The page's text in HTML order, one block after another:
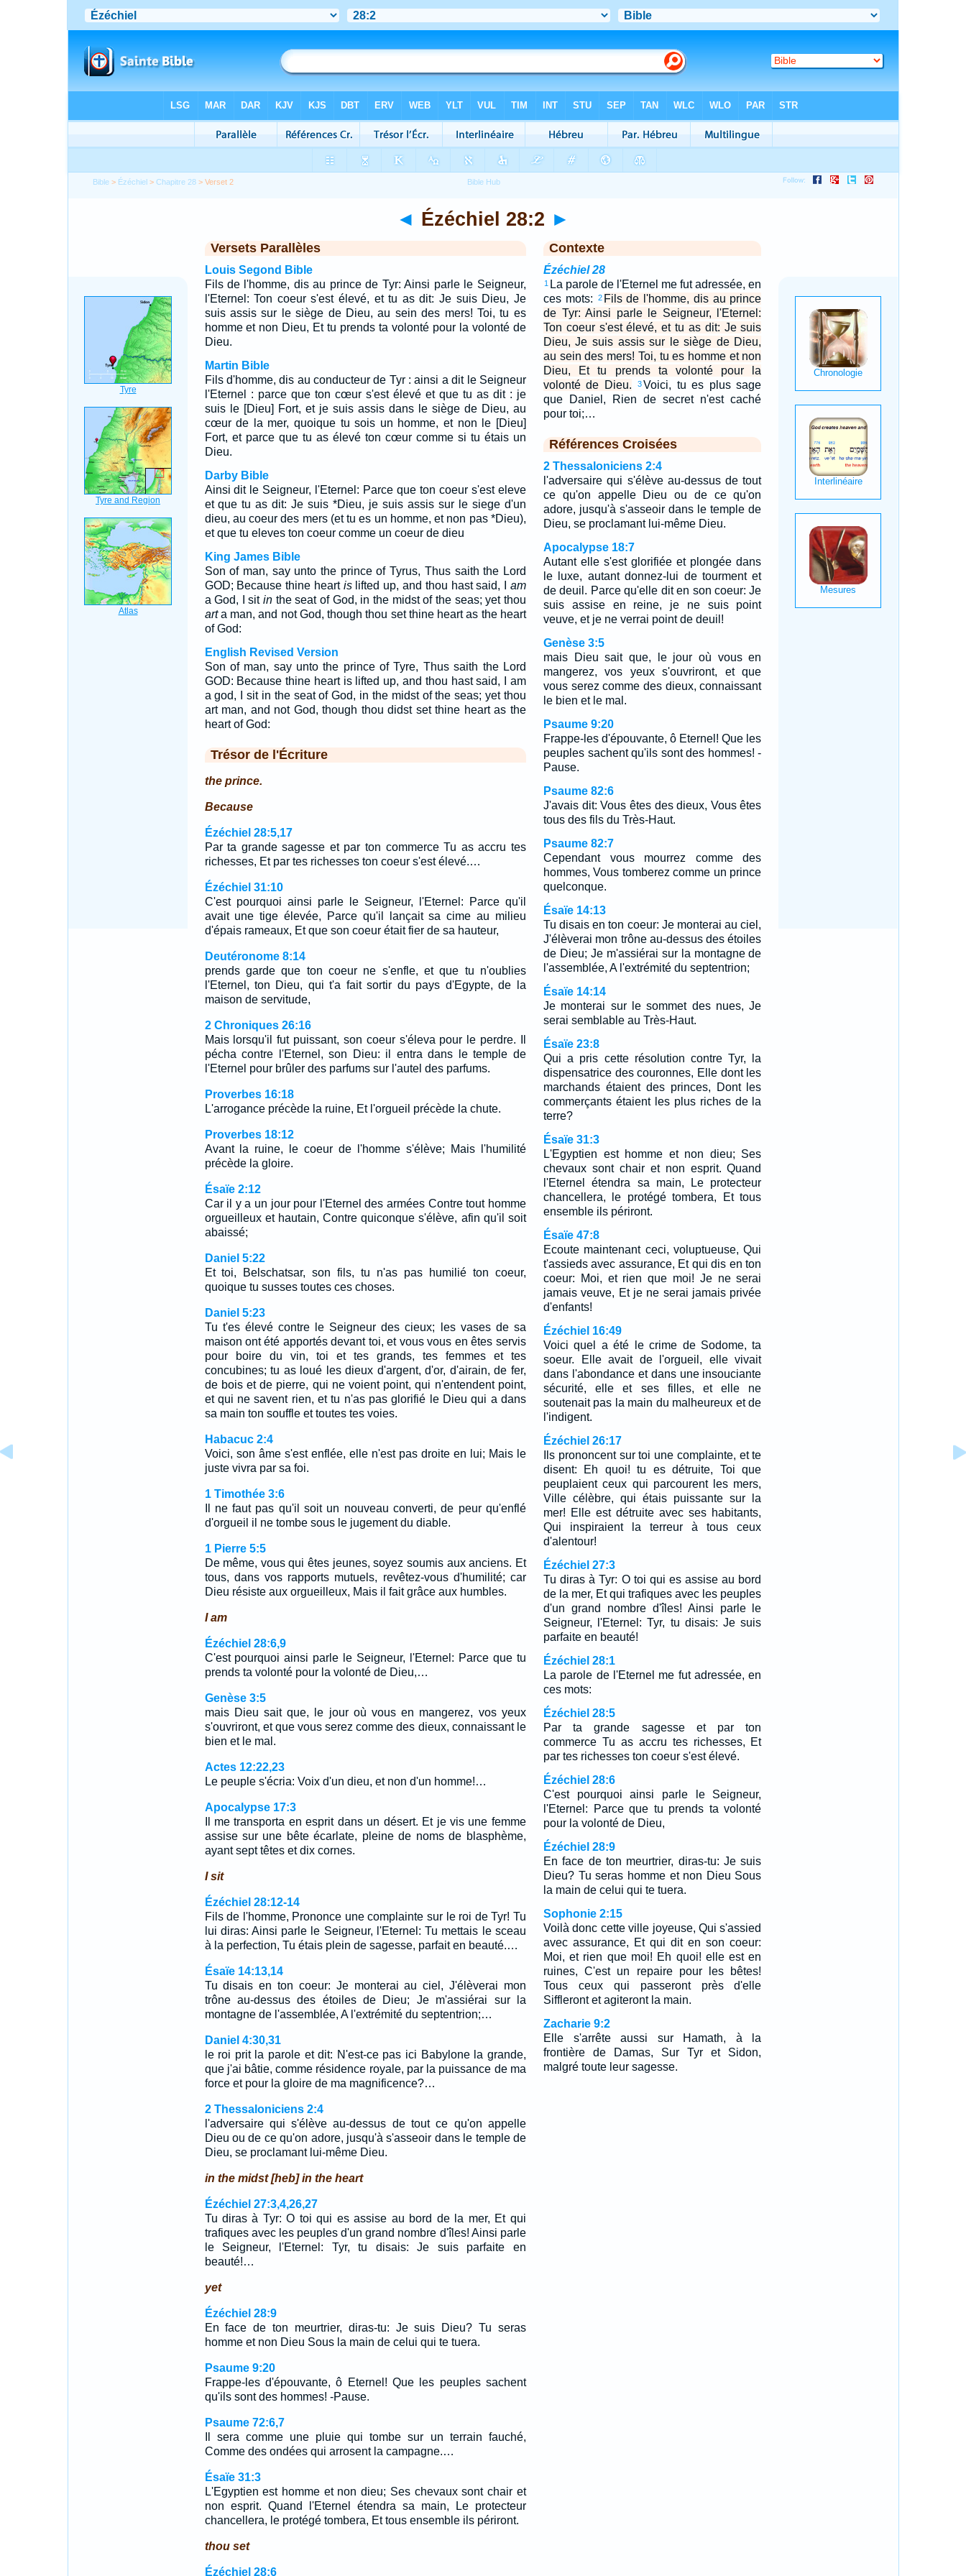
Bible > Ézéchiel >Chapitre 28 > Verset 2
◄ Ézéchiel 28:2 ►
Versets Parallèles
Louis Segond Bible
Fils de l'homme, dis au prince de Tyr: Ainsi parle le Seigneur,
l'Eternel: Ton coeur s'est élevé, et tu as dit: Je suis Dieu, Je
suis assis sur le siège de Dieu, au sein des mers! Toi, tu es
homme et non Dieu, Et tu prends ta volonté pour la volonté de
Dieu.
Martin Bible
Fils d'homme, dis au conducteur de Tyr : ainsi a dit le Seigneur
l'Eternel : parce que ton cœur s'est élevé et que tu as dit : je
suis le [Dieu] Fort, et je suis assis dans le siège de Dieu, au
cœur de la mer, quoique tu sois un homme, et non le [Dieu]
Fort, et parce que tu as élevé ton cœur comme si tu étais un
Dieu.
Darby Bible
Ainsi dit le Seigneur, l'Eternel: Parce que ton coeur s'est eleve
et que tu as dit: Je suis *Dieu, je suis assis sur le siege d'un
dieu, au coeur des mers (et tu es un homme, et non pas *Dieu),
et que tu eleves ton coeur comme un coeur de dieu
King James Bible
Son of man, say unto the prince of Tyrus, Thus saith the Lord
GOD; Because thine heart islifted up, and thou hast said, I am
a God, I sitin the seat of God, in the midst of the seas; yet thou
arta man, and not God, though thou set thine heart as the heart
of God:
English Revised Version
Son of man, say unto the prince of Tyre, Thus saith the Lord
GOD: Because thine heart is lifted up, and thou hast said, I am
a god, I sit in the seat of God, in the midst of the seas; yet thou
art man, and not God, though thou didst set thine heart as the
heart of God:
Trésor de l'Écriture
the prince.
Because
Ézéchiel 28:5,17
Par ta grande sagesse et par ton commerce Tu as accru tes
richesses, Et par tes richesses ton coeur s'est élevé.…
Ézéchiel 31:10
C'est pourquoi ainsi parle le Seigneur, l'Eternel: Parce qu'il
avait une tige élevée, Parce qu'il lançait sa cime au milieu
d'épais rameaux, Et que son coeur était fier de sa hauteur,
Deutéronome 8:14
prends garde que ton coeur ne s'enfle, et que tu n'oublies
l'Eternel, ton Dieu, qui t'a fait sortir du pays d'Egypte, de la
maison de servitude,
2 Chroniques 26:16
Mais lorsqu'il fut puissant, son coeur s'éleva pour le perdre. Il
pécha contre l'Eternel, son Dieu: il entra dans le temple de
l'Eternel pour brûler des parfums sur l'autel des parfums.
Proverbes 16:18
L'arrogance précède la ruine, Et l'orgueil précède la chute.
Proverbes 18:12
Avant la ruine, le coeur de l'homme s'élève; Mais l'humilité
précède la gloire.
Ésaïe 2:12
Car il y a un jour pour l'Eternel des armées Contre tout homme
orgueilleux et hautain, Contre quiconque s'élève, afin qu'il soit
abaissé;
Daniel 5:22
Et toi, Belschatsar, son fils, tu n'as pas humilié ton coeur,
quoique tu susses toutes ces choses.
Daniel 5:23
Tu t'es élevé contre le Seigneur des cieux; les vases de sa
maison ont été apportés devant toi, et vous vous en êtes servis
pour boire du vin, toi et tes grands, tes femmes et tes
concubines; tu as loué les dieux d'argent, d'or, d'airain, de fer,
de bois et de pierre, qui ne voient point, qui n'entendent point,
et qui ne savent rien, et tu n'as pas glorifié le Dieu qui a dans
sa main ton souffle et toutes tes voies.
Habacuc 2:4
Voici, son âme s'est enflée, elle n'est pas droite en lui; Mais le
juste vivra par sa foi.
1 Timothée 3:6
Il ne faut pas qu'il soit un nouveau converti, de peur qu'enflé
d'orgueil il ne tombe sous le jugement du diable.
1 Pierre 5:5
De même, vous qui êtes jeunes, soyez soumis aux anciens. Et
tous, dans vos rapports mutuels, revêtez-vous d'humilité; car
Dieu résiste aux orgueilleux, Mais il fait grâce aux humbles.
I am
Ézéchiel 28:6,9
C'est pourquoi ainsi parle le Seigneur, l'Eternel: Parce que tu
prends ta volonté pour la volonté de Dieu,…
Genèse 3:5
mais Dieu sait que, le jour où vous en mangerez, vos yeux
s'ouvriront, et que vous serez comme des dieux, connaissant le
bien et le mal.
Actes 12:22,23
Le peuple s'écria: Voix d'un dieu, et non d'un homme!…
Apocalypse 17:3
Il me transporta en esprit dans un désert. Et je vis une femme
assise sur une bête écarlate, pleine de noms de blasphème,
ayant sept têtes et dix cornes.
I sit
Ézéchiel 28:12-14
Fils de l'homme, Prononce une complainte sur le roi de Tyr! Tu
lui diras: Ainsi parle le Seigneur, l'Eternel: Tu mettais le sceau
à la perfection, Tu étais plein de sagesse, parfait en beauté.…
Ésaïe 14:13,14
Tu disais en ton coeur: Je monterai au ciel, J'élèverai mon
trône au-dessus des étoiles de Dieu; Je m'assiérai sur la
montagne de l'assemblée, A l'extrémité du septentrion;…
Daniel 4:30,31
le roi prit la parole et dit: N'est-ce pas ici Babylone la grande,
que j'ai bâtie, comme résidence royale, par la puissance de ma
force et pour la gloire de ma magnificence?…
2 Thessaloniciens 2:4
l'adversaire qui s'élève au-dessus de tout ce qu'on appelle
Dieu ou de ce qu'on adore, jusqu'à s'asseoir dans le temple de
Dieu, se proclamant lui-même Dieu.
in the midst [heb] in the heart
Ézéchiel 27:3,4,26,27
Tu diras à Tyr: O toi qui es assise au bord de la mer, Et qui
trafiques avec les peuples d'un grand nombre d'îles! Ainsi parle
le Seigneur, l'Eternel: Tyr, tu disais: Je suis parfaite en
beauté!…
yet
Ézéchiel 28:9
En face de ton meurtrier, diras-tu: Je suis Dieu? Tu seras
homme et non Dieu Sous la main de celui qui te tuera.
Psaume 9:20
Frappe-les d'épouvante, ô Eternel! Que les peuples sachent
qu'ils sont des hommes! -Pause.
Psaume 72:6,7
Il sera comme une pluie qui tombe sur un terrain fauché,
Comme des ondées qui arrosent la campagne.…
Ésaïe 31:3
L'Egyptien est homme et non dieu; Ses chevaux sont chair et
non esprit. Quand l'Eternel étendra sa main, Le protecteur
chancellera, le protégé tombera, Et tous ensemble ils périront.
thou set
Ézéchiel 28:6
Contexte
Ézéchiel 28
1 La parole de l'Eternel me fut adressée, en
ces mots:
2 Fils de l'homme, dis au prince
de Tyr: Ainsi parle le Seigneur, l'Eternel:
Ton coeur s'est élevé, et tu as dit: Je suis
Dieu, Je suis assis sur le siège de Dieu,
au sein des mers! Toi, tu es homme et non
Dieu, Et tu prends ta volonté pour la
volonté de Dieu.
3 Voici, tu es plus sage
que Daniel, Rien de secret n'est caché
pour toi;…
Références Croisées
2 Thessaloniciens 2:4
l'adversaire qui s'élève au-dessus de tout
ce qu'on appelle Dieu ou de ce qu'on
adore, jusqu'à s'asseoir dans le temple de
Dieu, se proclamant lui-même Dieu.
Apocalypse 18:7
Autant elle s'est glorifiée et plongée dans
le luxe, autant donnez-lui de tourment et
de deuil. Parce qu'elle dit en son coeur: Je
suis assise en reine, je ne suis point
veuve, et je ne verrai point de deuil!
Genèse 3:5
mais Dieu sait que, le jour où vous en
mangerez, vos yeux s'ouvriront, et que
vous serez comme des dieux, connaissant
le bien et le mal.
Psaume 9:20
Frappe-les d'épouvante, ô Eternel! Que les
peuples sachent qu'ils sont des hommes! -
Pause.
Psaume 82:6
J'avais dit: Vous êtes des dieux, Vous êtes
tous des fils du Très-Haut.
Psaume 82:7
Cependant vous mourrez comme des
hommes, Vous tomberez comme un prince
quelconque.
Ésaïe 14:13
Tu disais en ton coeur: Je monterai au ciel,
J'élèverai mon trône au-dessus des étoiles
de Dieu; Je m'assiérai sur la montagne de
l'assemblée, A l'extrémité du septentrion;
Ésaïe 14:14
Je monterai sur le sommet des nues, Je
serai semblable au Très-Haut.
Ésaïe 23:8
Qui a pris cette résolution contre Tyr, la
dispensatrice des couronnes, Elle dont les
marchands étaient des princes, Dont les
commerçants étaient les plus riches de la
terre?
Ésaïe 31:3
L'Egyptien est homme et non dieu; Ses
chevaux sont chair et non esprit. Quand
l'Eternel étendra sa main, Le protecteur
chancellera, le protégé tombera, Et tous
ensemble ils périront.
Ésaïe 47:8
Ecoute maintenant ceci, voluptueuse, Qui
t'assieds avec assurance, Et qui dis en ton
coeur: Moi, et rien que moi! Je ne serai
jamais veuve, Et je ne serai jamais privée
d'enfants!
Ézéchiel 16:49
Voici quel a été le crime de Sodome, ta
soeur. Elle avait de l'orgueil, elle vivait
dans l'abondance et dans une insouciante
sécurité, elle et ses filles, et elle ne
soutenait pas la main du malheureux et de
l'indigent.
Ézéchiel 26:17
Ils prononcent sur toi une complainte, et te
disent: Eh quoi! tu es détruite, Toi que
peuplaient ceux qui parcourent les mers,
Ville célèbre, qui étais puissante sur la
mer! Elle est détruite avec ses habitants,
Qui inspiraient la terreur à tous ceux
d'alentour!
Ézéchiel 27:3
Tu diras à Tyr: O toi qui es assise au bord
de la mer, Et qui trafiques avec les peuples
d'un grand nombre d'îles! Ainsi parle le
Seigneur, l'Eternel: Tyr, tu disais: Je suis
parfaite en beauté!
Ézéchiel 28:1
La parole de l'Eternel me fut adressée, en
ces mots:
Ézéchiel 28:5
Par ta grande sagesse et par ton
commerce Tu as accru tes richesses, Et
par tes richesses ton coeur s'est élevé.
Ézéchiel 28:6
C'est pourquoi ainsi parle le Seigneur,
l'Eternel: Parce que tu prends ta volonté
pour la volonté de Dieu,
Ézéchiel 28:9
En face de ton meurtrier, diras-tu: Je suis
Dieu? Tu seras homme et non Dieu Sous
la main de celui qui te tuera.
Sophonie 2:15
Voilà donc cette ville joyeuse, Qui s'assied
avec assurance, Et qui dit en son coeur:
Moi, et rien que moi! Eh quoi! elle est en
ruines, C'est un repaire pour les bêtes!
Tous ceux qui passeront près d'elle
Siffleront et agiteront la main.
Zacharie 9:2
Elle s'arrête aussi sur Hamath, à la
frontière de Damas, Sur Tyr et Sidon,
malgré toute leur sagesse.